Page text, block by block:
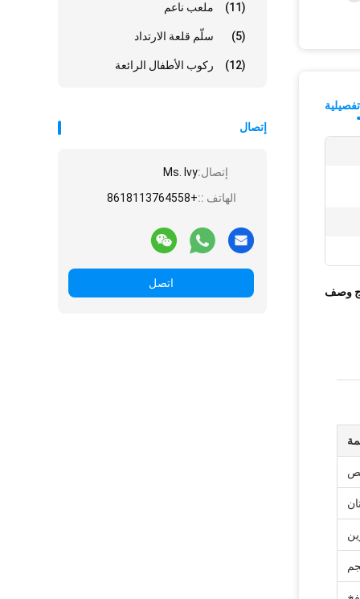
ملعب ناعم (11)
سلّم قلعة الارتداد (5)
ركوب الأطفال الرائعة (12)
إتصال
إتصال:Ms. Ivy
الهاتف ::+8618113764558
اتصل
وصف